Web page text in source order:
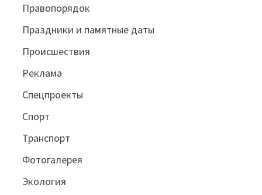
Правопорядок
Праздники и памятные даты
Происшествия
Реклама
Спецпроекты
Спорт
Транспорт
Фотогалерея
Экология